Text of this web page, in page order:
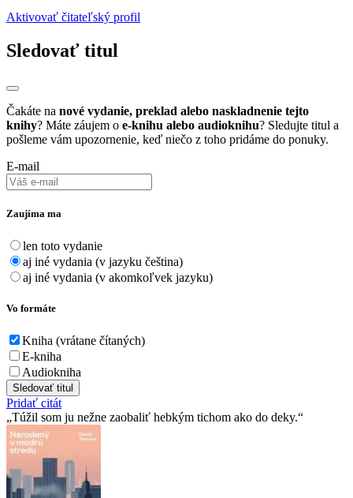
Aktivovať čitateľský profil
Sledovať titul
Čakáte na nové vydanie, preklad alebo naskladnenie tejto
knihy? Máte záujem o e-knihu alebo audioknihu? Sledujte titul a
pošleme vám upozornenie, keď niečo z toho pridáme do ponuky.
E-mail
Zaujíma ma
len toto vydanie
aj iné vydania (v jazyku čeština)
aj iné vydania (v akomkoľvek jazyku)
Vo formáte
Kniha (vrátane čítaných)
E-kniha
Audiokniha
Sledovať titul
Pridať citát
Túžil som ju nežne zaobaliť hebkým tichom ako do deky.